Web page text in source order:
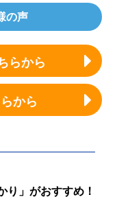
の声
らから
から
り」がおすすめ！